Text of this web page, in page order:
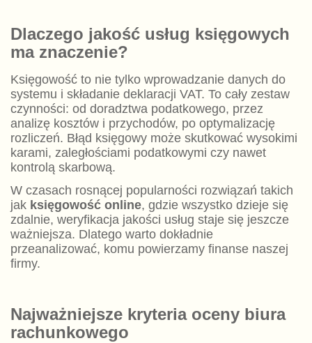
Dlaczego jakość usług księgowych
ma znaczenie?
Księgowość to nie tylko wprowadzanie danych do
systemu i składanie deklaracji VAT. To cały zestaw
czynności: od doradztwa podatkowego, przez
analizę kosztów i przychodów, po optymalizację
rozliczeń. Błąd księgowy może skutkować wysokimi
karami, zaległościami podatkowymi czy nawet
kontrolą skarbową.
W czasach rosnącej popularności rozwiązań takich
jak księgowość online, gdzie wszystko dzieje się
zdalnie, weryfikacja jakości usług staje się jeszcze
ważniejsza. Dlatego warto dokładnie
przeanalizować, komu powierzamy finanse naszej
firmy.
Najważniejsze kryteria oceny biura
rachunkowego